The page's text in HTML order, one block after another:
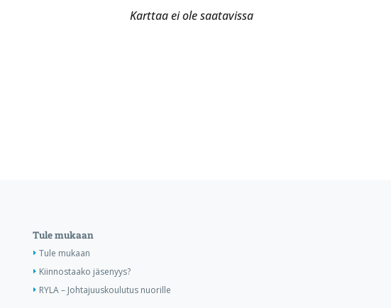
Karttaa ei ole saatavissa
Tule mukaan
Tule mukaan
Kiinnostaako jäsenyys?
RYLA – Johtajuuskoulutus nuorille